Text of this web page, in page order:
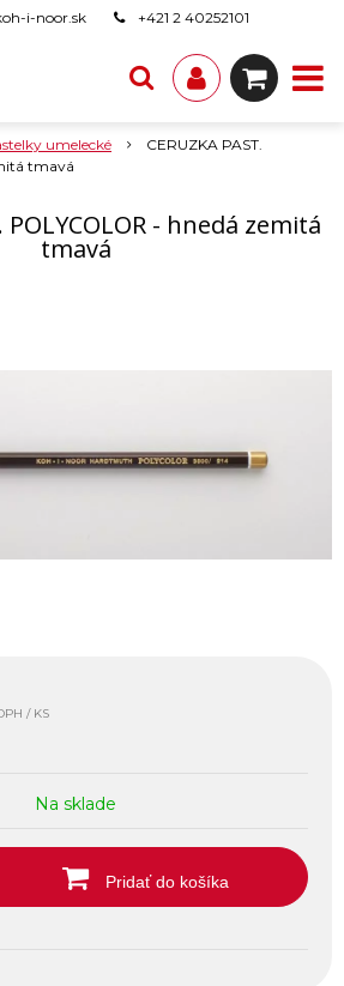
i-noor.sk +421 2 40252101
umelecké
CERUZKA PAST.
tmavá
POLYCOLOR - hnedá zemitá
tmavá
/ KS
Na sklade
Pridať do košíka